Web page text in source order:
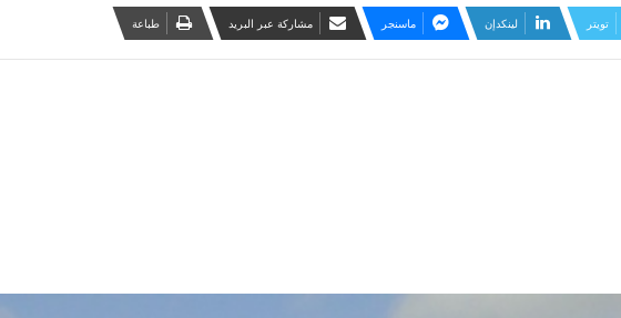
تويتر لينكدإن ماسنجر مشاركة عبر البريد طباعة